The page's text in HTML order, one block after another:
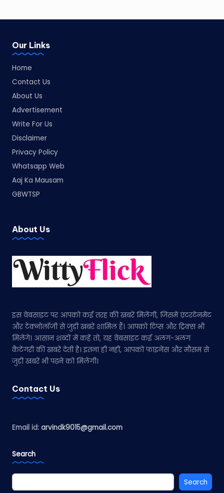
Our Links
Home
Contact Us
About Us
Advertisement
Write For Us
Disclaimer
Privacy Policy
Whatsapp Web
Aaj Ka Mausam
GBWTSP
About Us
इस वेबसाइट पर आपको कई तरह की खबरें मिलेंगी, जिसमें एंटरटेनमेंट
और टेक्नोलॉजी से जुड़ी खबरें शामिल हैं। आपको टिप्स और ट्रिक्स भी
मिलेंगे। आसान शब्दों में कहें तो, यह वेबसाइट कई अलग-अलग
कैटेगरी की खबरें देती है। इतना ही नहीं, आपको फाइनेंस और मौसम से
जुड़ी खबरें भी पढ़ने को मिलेंगी।
Contact Us
Email id: arvindk9015@gmail.com
Search
Search